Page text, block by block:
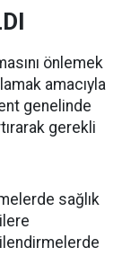
önlemek
amacıyla
genelinde
gerekli
sağlık